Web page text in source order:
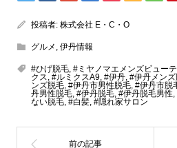
投稿者: 株式会社 E・C・O
グルメ , 伊丹情報
#ひげ脱毛, #ミヤノマエメンズビュー
クス, #ルミクスA9, #伊丹, #伊丹メン
ンズ脱毛, #伊丹市男性脱毛, #伊丹市脱
丹男性脱毛, #伊丹脱毛, #伊丹脱毛男性,
ない脱毛, #白髪, #隠れ家サロン